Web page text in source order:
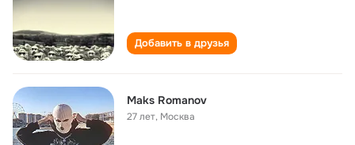
Добавить в друзья
Maks Romanov
27 лет, Москва